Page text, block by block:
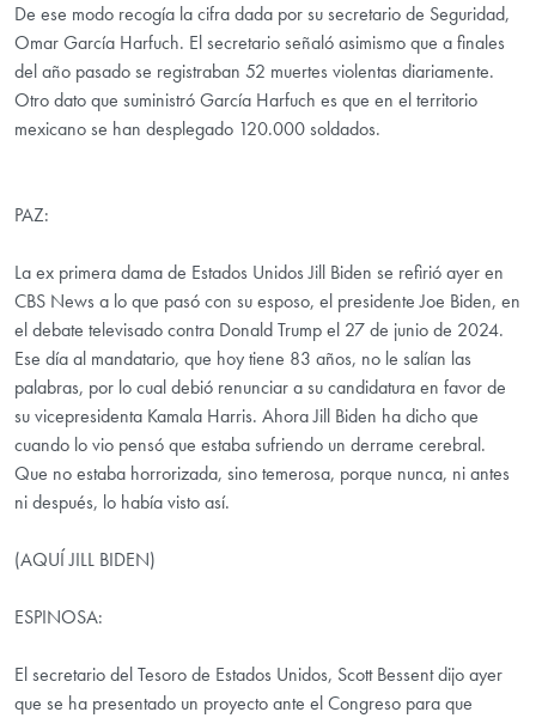
De ese modo recogía la cifra dada por su secretario de Seguridad,
Omar García Harfuch. El secretario señaló asimismo que a finales
del año pasado se registraban 52 muertes violentas diariamente.
Otro dato que suministró García Harfuch es que en el territorio
mexicano se han desplegado 120.000 soldados.
PAZ:
La ex primera dama de Estados Unidos Jill Biden se refirió ayer en
CBS News a lo que pasó con su esposo, el presidente Joe Biden, en
el debate televisado contra Donald Trump el 27 de junio de 2024.
Ese día al mandatario, que hoy tiene 83 años, no le salían las
palabras, por lo cual debió renunciar a su candidatura en favor de
su vicepresidenta Kamala Harris. Ahora Jill Biden ha dicho que
cuando lo vio pensó que estaba sufriendo un derrame cerebral.
Que no estaba horrorizada, sino temerosa, porque nunca, ni antes
ni después, lo había visto así.
(AQUÍ JILL BIDEN)
ESPINOSA:
El secretario del Tesoro de Estados Unidos, Scott Bessent dijo ayer
que se ha presentado un proyecto ante el Congreso para que